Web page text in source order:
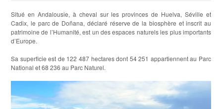
Situé en Andalousie, à cheval sur les provinces de Huelva, Séville et
Cadix, le parc de Doñana, déclaré réserve de la biosphère et inscrit au
patrimoine de l’Humanité, est un des espaces naturels les plus importants
d’Europe.
Sa superficie est de 122 487 hectares dont 54 251 appartiennent au Parc
National et 68 236 au Parc Naturel.